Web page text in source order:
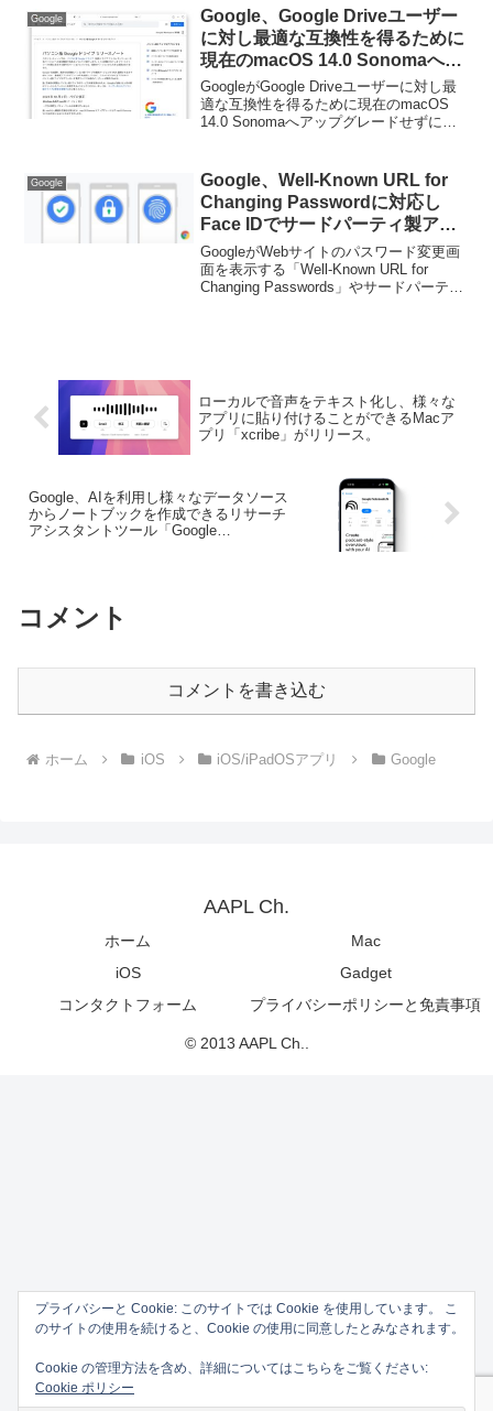
Google
Google、Google Driveユーザー
に対し最適な互換性を得るために
現在のmacOS 14.0 Sonomaへア
ップグレードせずに「macOS
14.1 Sonoma」まで待つことを推
奨。
GoogleがGoogle Driveユーザーに対し最
適な互換性を得るために現在のmacOS
14.0 Sonomaへアップグレードせずに
Google
Google、Well-Known URL for
Changing Passwordに対応し
Face IDでサードパーティ製アプ
リにChrome内のパスワードを提
供可能にした「Chrome for
iOS」をリリース。
GoogleがWebサイトのパスワード変更画
面を表示する「Well-Known URL for
Changing Passwords」やサードパーティ
ローカルで音声をテキスト化し、様々な
アプリに貼り付けることができるMacア
プリ「xcribe」がリリース。
Google、AIを利用し様々なデータソース
からノートブックを作成できるリサーチ
アシスタントツール「Google
コメント
コメントを書き込む
ホーム iOS iOS/iPadOSアプリ Google
AAPL Ch.
ホーム
Mac
iOS
Gadget
コンタクトフォーム
プライバシーポリシーと免責事項
© 2013 AAPL Ch..
プライバシーと Cookie: このサイトでは Cookie を使用しています。 こ
のサイトの使用を続けると、Cookie の使用に同意したとみなされます。
Cookie の管理方法を含め、詳細についてはこちらをご覧ください:
Cookie ポリシー